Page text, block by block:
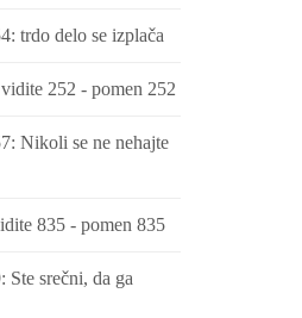
trdo delo se izplača
252 - pomen 252
Nikoli se ne nehajte
835 - pomen 835
Ste srečni, da ga